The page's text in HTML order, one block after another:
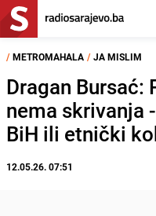
/ METROMAHALA / JA MISLIM
Dragan
nema skrivanja
BiH ili etnički
12.05.26. 07:51